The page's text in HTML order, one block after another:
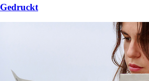
Gedruckt